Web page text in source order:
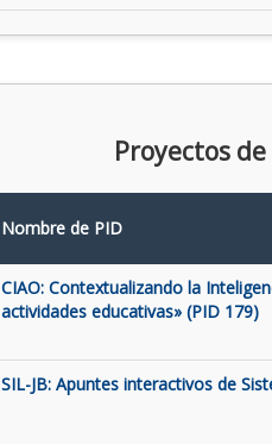
Proyectos
Nombre de PID
CIAO: Contextualizando la
actividades educativas» (PID 179)
SIL-JB: Apuntes interactivos de